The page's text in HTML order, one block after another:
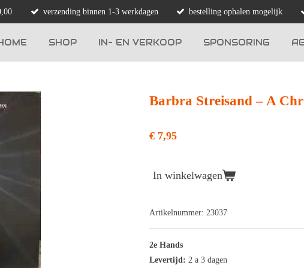
verzending binnen 1-3 werkdagen bestelling ophalen mogelijk
SHOP IN- EN VERKOOP SPONSORING
Barbra Streisand ‎– A
€ 7,95
In winkelwagen
Artikelnummer: 23037
2e Hands
Levertijd: 2 a 3 dagen